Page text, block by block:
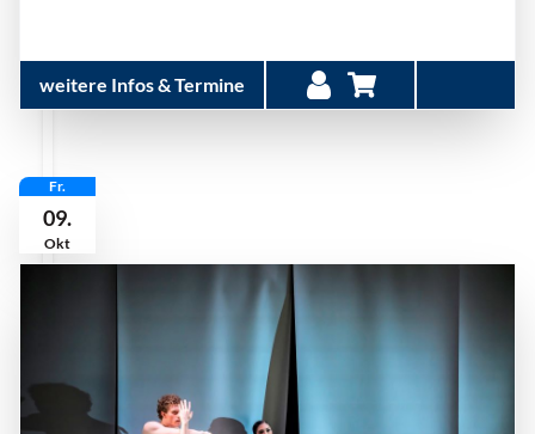
weitere Infos & Termine
Fr.
09.
Okt